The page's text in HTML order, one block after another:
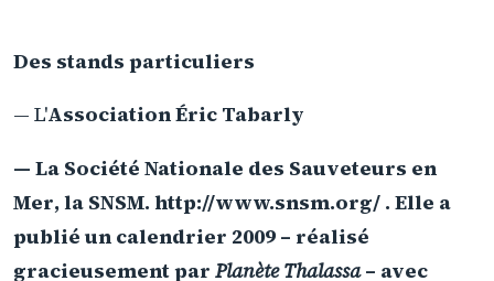
Des stands particuliers
— L'Association Éric Tabarly
— La Société Nationale des Sauveteurs en
Mer, la SNSM. http://www.snsm.org/ . Elle a
publié un calendrier 2009 – réalisé
gracieusement par Planète Thalassa– avec